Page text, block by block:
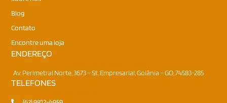
Blog
Contato
Encontre uma loja
ENDEREÇO
Av. Perimetral Norte, 3673 – St. Empresarial, Goiânia – GO, 74583-285
TELEFONES